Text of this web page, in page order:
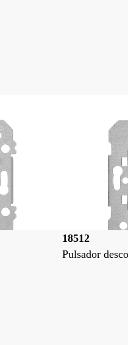
18512
Pulsador